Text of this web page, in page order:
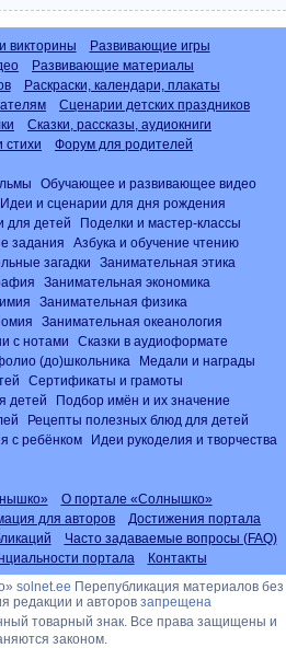
викторины
Развивающие игры
Развивающие материалы
Раскраски, календари, плакаты
Сценарии детских праздников
Сказки, рассказы, аудиокниги
стихи
Форум для родителей
Обучающее и развивающее видео
Идеи и сценарии для дня рождения
для детей
Поделки и мастер-классы
задания
Азбука и обучение чтению
загадки
Занимательная этика
Занимательная экономика
Занимательная физика
Занимательная океанология
с нотами
Сказки в аудиоформате
(до)школьника
Медали и награды
Сертификаты и грамоты
детей
Подбор имён и их значение
Рецепты полезных блюд для детей
с ребёнком Идеи рукоделия и творчества
О портале «Солнышко»
для авторов
Достижения портала
Часто задаваемые вопросы (FAQ)
портала
Контакты
solnet.ee Перепубликация материалов без
редакции и авторов запрещена
товарный знак. Все права защищены и
законом.